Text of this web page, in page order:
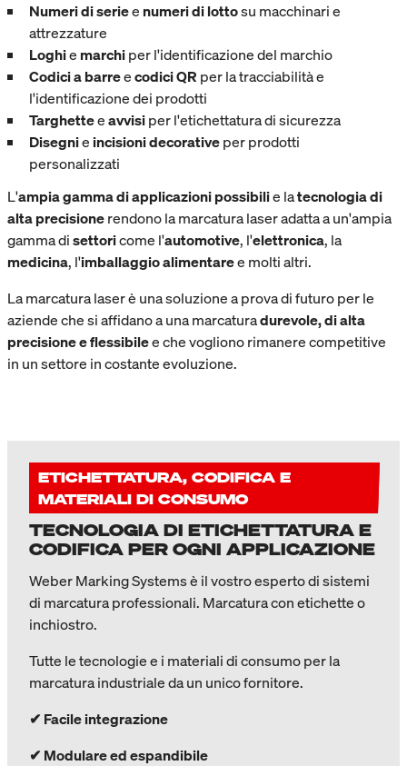
Numeri di seriee numeri di lottosu macchinari e
attrezzature
Loghie marchiper l'identificazione del marchio
Codici a barreecodici QR per la tracciabilità e
l'identificazione dei prodotti
Targhetteeavvisiper l'etichettatura di sicurezza
Disegnieincisioni decorativeper prodotti
personalizzati
L'ampia gamma di applicazioni possibilie latecnologia di
alta precisionerendono la marcatura laser adatta a un'ampia
gamma disettoricome l'automotive, l'elettronica, la
medicina, l'imballaggio alimentaree molti altri.
La marcatura laser è una soluzione a prova di futuro per le
aziende che si affidano a una marcaturadurevole, di alta
precisione e flessibilee che vogliono rimanere competitive
in un settore in costante evoluzione.
ETICHETTATURA, CODIFICA E
MATERIALI DI CONSUMO
TECNOLOGIA DI ETICHETTATURA E
CODIFICA PER OGNI APPLICAZIONE
Weber Marking Systems è il vostro esperto di sistemi
di marcatura professionali. Marcatura con etichette o
inchiostro.
Tutte le tecnologie e i materiali di consumo per la
marcatura industriale da un unico fornitore.
✔ Facile integrazione
✔ Modulare ed espandibile